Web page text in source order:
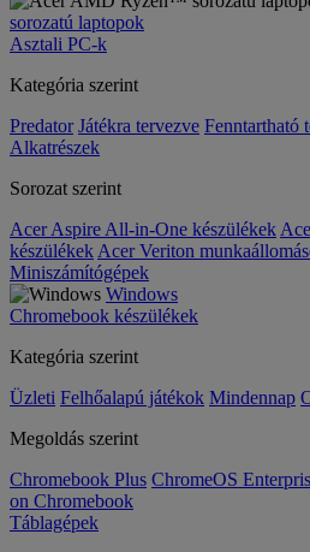
sorozatú laptopok
Asztali PC-k
Kategória szerint
Predator Játékra tervezve Fenntartható
Alkatrészek
Sorozat szerint
Acer Aspire All-in-One készülékek
készülékek Acer Veriton
Miniszámítógépek
Windows
Chromebook készülékek
Kategória szerint
Üzleti Felhőalapú játékok Mindennap
Megoldás szerint
Chromebook Plus ChromeOS
on Chromebook
Táblagépek